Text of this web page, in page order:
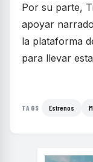
Por su parte,
apoyar
la plataforma
para llevar
TAGS Estrenos